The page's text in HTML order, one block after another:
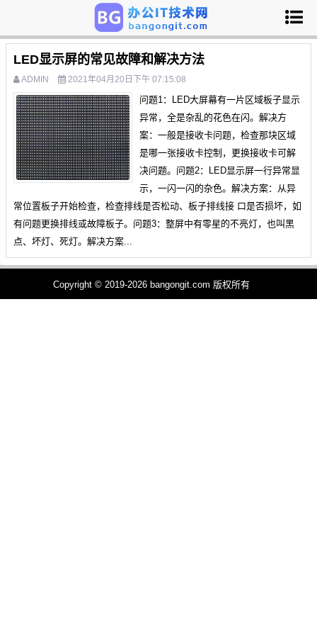
LED显示屏的常见故障和解决方法
ADMIN 2021年04月20日下午 07:15:08
问题1：LED大屏幕有一片区域板子显示
异常，全是杂乱的花色在闪。解决方
案：一般是接收卡问题，检查那块区域
是哪一张接收卡控制，更换接收卡可解
决问题。问题2：LED显示屏一行异常显
示，一闪一闪的杂色。解决方案：从异
常位置板子开始检查，检查排线是否松动、板子排线接 口是否损坏，如
有问题更换排线或故障板子。问题3：整屏中有零星的不亮灯，也叫黑
点、坏灯、死灯。解决方案...
Copyright © 2019-2026 bangongit.com 版权所有